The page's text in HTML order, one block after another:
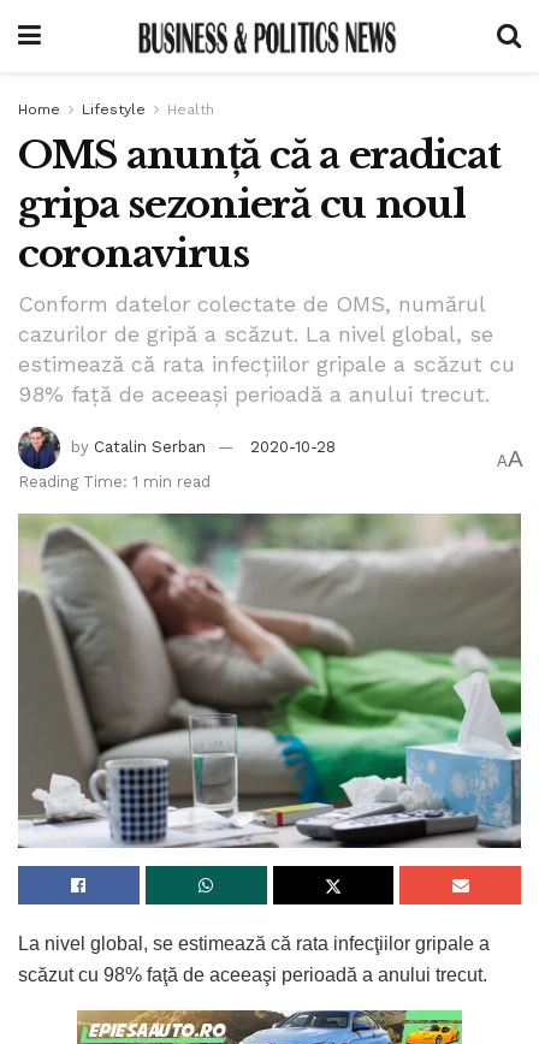
Home Lifestyle Health
OMS anunță că a eradicat
gripa sezonieră cu noul
coronavirus
Conform datelor colectate de OMS, numărul
cazurilor de gripă a scăzut. La nivel global, se
estimează că rata infecţiilor gripale a scăzut cu
98% faţă de aceeaşi perioadă a anului trecut.
by Catalin Serban
2020-10-28
Reading Time: 1 min read
AA
La nivel global, se estimează că rata infecţiilor gripale a
scăzut cu 98% faţă de aceeaşi perioadă a anului trecut.